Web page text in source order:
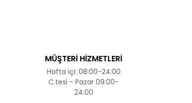
MÜŞTERİ HİZMETLERİ
Hafta içi: 08:00-24:00
C.tesi - Pazar 09:00-
24:00